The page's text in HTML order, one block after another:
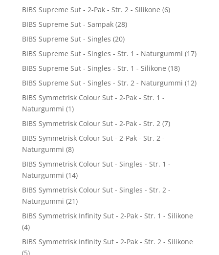
BIBS Supreme Sut - 2-Pak - Str. 2 - Silikone (6)
BIBS Supreme Sut - Sampak (28)
BIBS Supreme Sut - Singles (20)
BIBS Supreme Sut - Singles - Str. 1 - Naturgummi (17)
BIBS Supreme Sut - Singles - Str. 1 - Silikone (18)
BIBS Supreme Sut - Singles - Str. 2 - Naturgummi (12)
BIBS Symmetrisk Colour Sut - 2-Pak - Str. 1 -
Naturgummi (1)
BIBS Symmetrisk Colour Sut - 2-Pak - Str. 2 (7)
BIBS Symmetrisk Colour Sut - 2-Pak - Str. 2 -
Naturgummi (8)
BIBS Symmetrisk Colour Sut - Singles - Str. 1 -
Naturgummi (14)
BIBS Symmetrisk Colour Sut - Singles - Str. 2 -
Naturgummi (21)
BIBS Symmetrisk Infinity Sut - 2-Pak - Str. 1 - Silikone
(4)
BIBS Symmetrisk Infinity Sut - 2-Pak - Str. 2 - Silikone
(5)